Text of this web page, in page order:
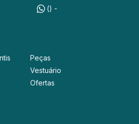
() -
Peças
Vestuário
Ofertas